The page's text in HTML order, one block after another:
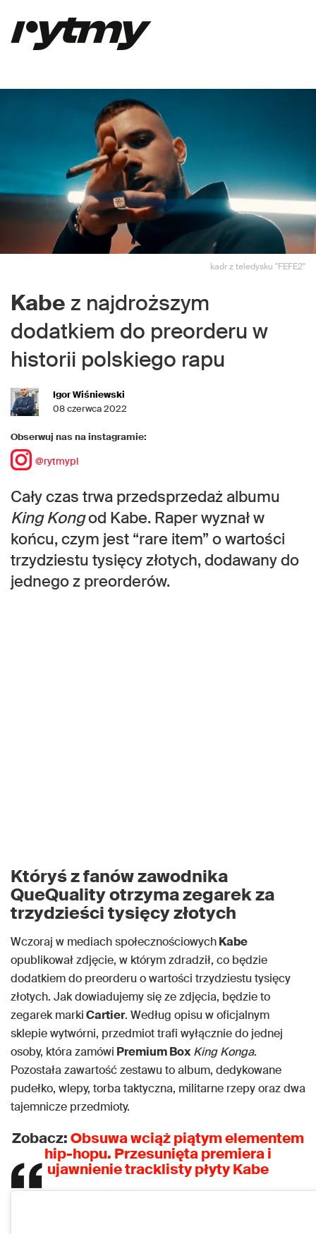
kadr z teledysku "FEFE2"
Kabe z najdroższym
dodatkiem do preorderu w
historii polskiego rapu
Igor Wiśniewski
08 czerwca 2022
Obserwuj nas na instagramie:
@rytmypl
Cały czas trwa przedsprzedaż albumu
King Kongod Kabe. Raper wyznał w
końcu, czym jest “rare item” o wartości
trzydziestu tysięcy złotych, dodawany do
jednego z preorderów.
Któryś z fanów zawodnika
QueQuality otrzyma zegarek za
trzydzieści tysięcy złotych
Wczoraj w mediach społecznościowychKabe
opublikował zdjęcie, w którym zdradził, co będzie
dodatkiem do preorderu o wartości trzydziestu tysięcy
złotych. Jak dowiadujemy się ze zdjęcia, będzie to
zegarek markiCartier. Według opisu w oficjalnym
sklepie wytwórni, przedmiot trafi wyłącznie do jednej
osoby, która zamówi Premium Box King Konga.
Pozostała zawartość zestawu to album, dedykowane
pudełko, wlepy, torba taktyczna, militarne rzepy oraz dwa
tajemnicze przedmioty.
Zobacz:Obsuwa wciąż piątym elementem
hip-hopu. Przesunięta premiera i
ujawnienie tracklisty płyty Kabe